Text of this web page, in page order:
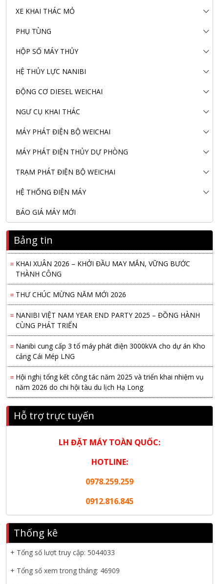
XE KHAI THÁC MỎ
PHỤ TÙNG
HỘP SỐ MÁY THỦY
HỆ THỦY LỰC NANIBI
ĐỘNG CƠ DIESEL WEICHAI
NGƯ CỤ KHAI THÁC
MÁY PHÁT ĐIỆN BỘ WEICHAI
MÁY PHÁT ĐIỆN THỦY DỰ PHÒNG
TRẠM PHÁT ĐIỆN BỘ WEICHAI
HỆ THỐNG ĐIỆN MÁY
BÁO GIÁ MÁY MỚI
Bảng tin
Nanibi Cung Cấp Động Cơ Weichai Cho Tàu Vận Tải Minh
Tú 29
KHAI XUÂN 2026 – KHỞI ĐẦU MAY MẮN, VỮNG BƯỚC
THÀNH CÔNG
THƯ CHÚC MỪNG NĂM MỚI 2026
NANIBI VIỆT NAM YEAR END PARTY 2025 – ĐỒNG HÀNH
CÙNG PHÁT TRIỂN
Nanibi cung cấp 3 tổ máy phát điện 3000kVA cho dự án Kho
cảng Cái Mép LNG
Hội nghị tổng kết công tác năm 2025 và triển khai nhiệm vụ
năm 2026 do chi hội tàu du lịch Hạ Long
NANIBI khai trương văn phòng Ninh Bình & kỷ niệm 15 năm
phát triển bền vững
Tập đoàn Công nghiệp nặng Sơn Đông tổ chức Hội nghị đối
tác toàn cầu tại Jakarta
Nanibi Cung Cấp Động Cơ Weichai Cho Tàu Vận Tải Minh
KHAI XUÂN 2026 – KHỞI ĐẦU MAY MẮN, VỮNG BƯỚC
THƯ CHÚC MỪNG NĂM MỚI 2026
NANIBI VIỆT NAM YEAR END PARTY 2025 – ĐỒNG HÀNH
CÙNG PHÁT TRIỂN
Hỗ trợ trực tuyến
LH ĐẶT MÁY TOÀN QUỐC:
HOTLINE:
0978.259.259
0912.816.845
Thống kê
+ Tổng số lượt truy cập: 5044033
+ Tổng số xem trong tháng: 46909